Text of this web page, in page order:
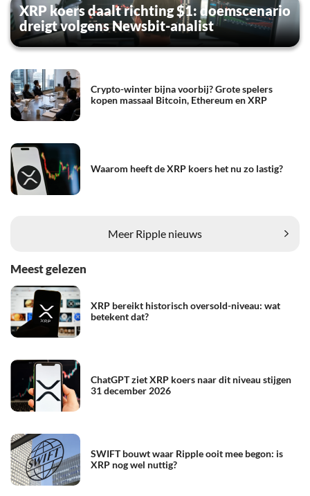
XRP koers daalt richting $1: doemscenario
dreigt volgens Newsbit-analist
Crypto-winter bijna voorbij? Grote spelers
kopen massaal Bitcoin, Ethereum en XRP
Waarom heeft de XRP koers het nu zo lastig?
Meer Ripple nieuws
Meest gelezen
XRP bereikt historisch oversold-niveau: wat
betekent dat?
ChatGPT ziet XRP koers naar dit niveau stijgen
31 december 2026
SWIFT bouwt waar Ripple ooit mee begon: is
XRP nog wel nuttig?